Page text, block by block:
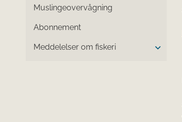
Muslingeovervågning
Abonnement
Meddelelser om fiskeri